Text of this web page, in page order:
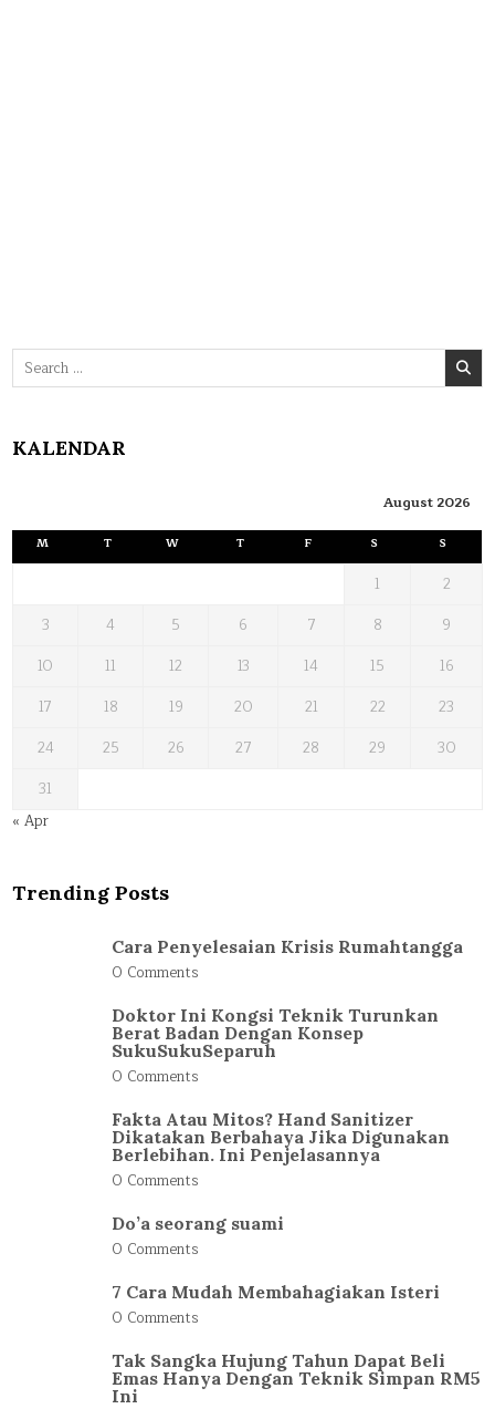
Search
for:
KALENDAR
August 2026
M T W T F S S
1
2
3
4 5 6 7 8
9
10
11 12 13 14 15
16
17
18 19 20 21 22
23
24
25 26 27 28 29
30
31
« Apr
Trending Posts
Cara Penyelesaian Krisis Rumahtangga
0 Comments
Doktor Ini Kongsi Teknik Turunkan
Berat Badan Dengan Konsep
SukuSukuSeparuh
0 Comments
Fakta Atau Mitos? Hand Sanitizer
Dikatakan Berbahaya Jika Digunakan
Berlebihan. Ini Penjelasannya
0 Comments
Do’a seorang suami
0 Comments
7 Cara Mudah Membahagiakan Isteri
0 Comments
Tak Sangka Hujung Tahun Dapat Beli
Emas Hanya Dengan Teknik Simpan RM5
Ini